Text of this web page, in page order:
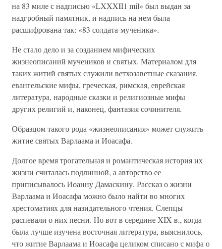
на 83 миле с надписью «LXXXII1 mil» был выдан за
надгробный памятник, и надпись на нем была
расшифрована так: «83 солдата-мученика».
Не стало дело и за созданием мифических
жизнеописаний мучеников и святых. Материалом для
таких житий святых служили ветхозаветные сказания,
евангельские мифы, греческая, римская, еврейская
литература, народные сказки и религиозные мифы
других религий и, наконец, фантазия сочинителя.
Образцом такого рода «жизнеописания» может служить
житие святых Варлаама и Иоасафа.
Долгое время трогательная и романтическая история их
жизни считалась подлинной, а авторство ее
приписывалось Иоанну Дамаскину. Рассказ о жизни
Варлаама и Иоасафа можно было найти во многих
хрестоматиях для назидательного чтения. Слепцы
распевали о них песни. Но вот в середине XIX в., когда
была лучше изучена восточная литература, выяснилось,
что житие Варлаама и Иоасафа целиком списано с мифа о